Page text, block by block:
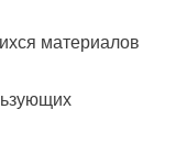
материалов